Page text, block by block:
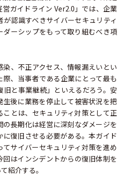
ガイドライン Ver2.0」では、企業
認識すべきサイバーセキュリティ
ーシップをもって取り組むべき項
、不正アクセス、情報漏えいとい
、当事者である企業にとって最も
と事業継続」といえるだろう。安
後に業務を停止して被害状況を把
とは、セキュリティ対策として正
長期化は経営に深刻なダメージを
復旧させる必要がある。本ガイド
サイバーセキュリティ対策を進め
はインシデントからの復旧体制を
紹介する。